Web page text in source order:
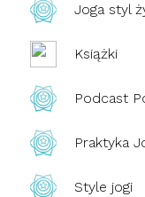
Joga styl
Książki
Podcast
Praktyka
Style jogi